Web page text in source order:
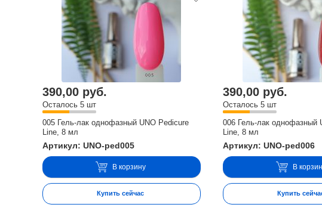
390,00 руб.
Осталось 5 шт
005 Гель-лак однофазный UNO Pedicure
Line, 8 мл
Артикул: UNO-ped005
В корзину
Купить сейчас
390,00 руб.
Осталось 5 шт
006 Гель-лак однофазный
Line, 8 мл
Артикул: UNO-ped006
В
Купить